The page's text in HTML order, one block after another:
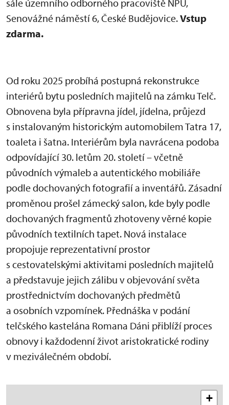
sále územního odborného pracoviště NPÚ,
Senovážné náměstí 6, České Budějovice.Vstup
zdarma.
Od roku 2025 probíhá postupná rekonstrukce
interiérů bytu posledních majitelů na zámku Telč.
Obnovena byla přípravna jídel, jídelna, průjezd
s instalovaným historickým automobilem Tatra 17,
toaleta i šatna. Interiérům byla navrácena podoba
odpovídající 30. letům 20. století – včetně
původních výmaleb a autentického mobiliáře
podle dochovaných fotografií a inventářů. Zásadní
proměnou prošel zámecký salon, kde byly podle
dochovaných fragmentů zhotoveny věrné kopie
původních textilních tapet. Nová instalace
propojuje reprezentativní prostor
s cestovatelskými aktivitami posledních majitelů
a představuje jejich zálibu v objevování světa
prostřednictvím dochovaných předmětů
a osobních vzpomínek. Přednáška v podání
telčského kastelána Romana Dáni přiblíží proces
obnovy i každodenní život aristokratické rodiny
v meziválečném období.
+